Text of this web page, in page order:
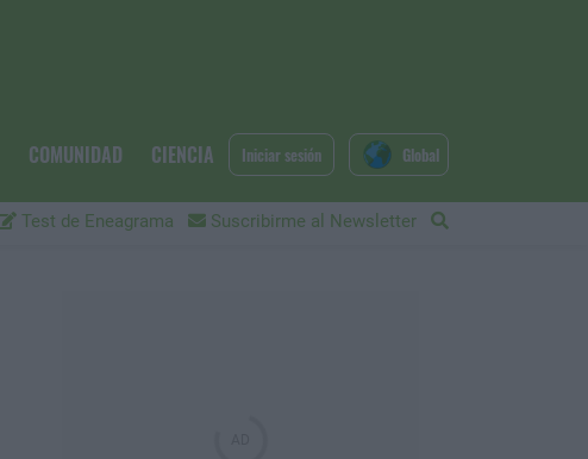
COMUNIDAD CIENCIA
Test de Eneagrama Suscribirme al Newsletter
Iniciar sesión Global